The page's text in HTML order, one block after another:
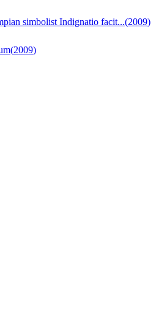
simbolist Indignatio facit...(2009)
(2009)